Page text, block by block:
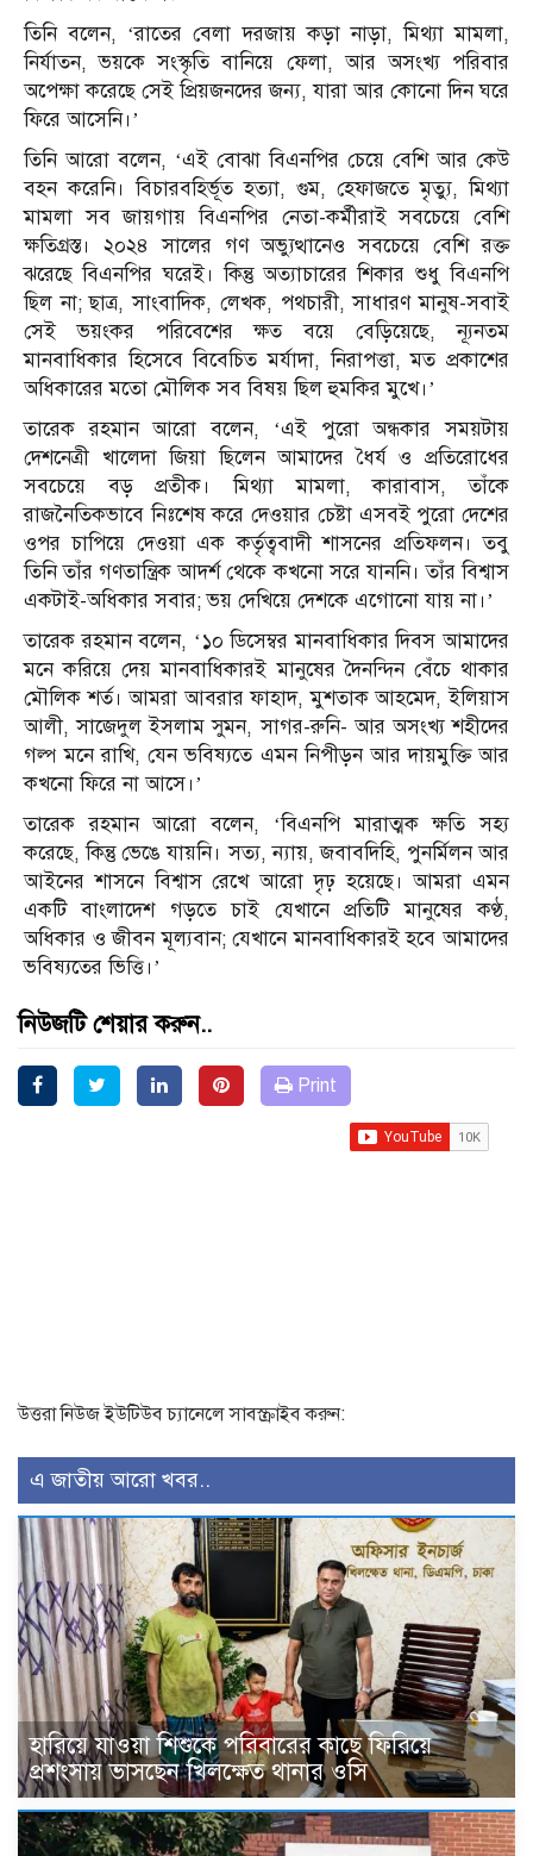
তিনি বলেন, ‘রাতের বেলা দরজায় কড়া নাড়া, মিথ্যা মামলা,
নির্যাতন, ভয়কে সংস্কৃতি বানিয়ে ফেলা, আর অসংখ্য পরিবার
অপেক্ষা করেছে সেই প্রিয়জনদের জন্য, যারা আর কোনো দিন ঘরে
ফিরে আসেনি।’
তিনি আরো বলেন, ‘এই বোঝা বিএনপির চেয়ে বেশি আর কেউ
বহন করেনি। বিচারবহির্ভূত হত্যা, গুম, হেফাজতে মৃত্যু, মিথ্যা
মামলা সব জায়গায় বিএনপির নেতা-কর্মীরাই সবচেয়ে বেশি
ক্ষতিগ্রস্ত। ২০২৪ সালের গণ অভ্যুত্থানেও সবচেয়ে বেশি রক্ত
ঝরেছে বিএনপির ঘরেই। কিন্তু অত্যাচারের শিকার শুধু বিএনপি
ছিল না; ছাত্র, সাংবাদিক, লেখক, পথচারী, সাধারণ মানুষ-সবাই
সেই ভয়ংকর পরিবেশের ক্ষত বয়ে বেড়িয়েছে, ন্যূনতম
মানবাধিকার হিসেবে বিবেচিত মর্যাদা, নিরাপত্তা, মত প্রকাশের
অধিকারের মতো মৌলিক সব বিষয় ছিল হুমকির মুখে।’
তারেক রহমান আরো বলেন, ‘এই পুরো অন্ধকার সময়টায়
দেশনেত্রী খালেদা জিয়া ছিলেন আমাদের ধৈর্য ও প্রতিরোধের
সবচেয়ে বড় প্রতীক। মিথ্যা মামলা, কারাবাস, তাঁকে
রাজনৈতিকভাবে নিঃশেষ করে দেওয়ার চেষ্টা এসবই পুরো দেশের
ওপর চাপিয়ে দেওয়া এক কর্তৃত্ববাদী শাসনের প্রতিফলন। তবু
তিনি তাঁর গণতান্ত্রিক আদর্শ থেকে কখনো সরে যাননি। তাঁর বিশ্বাস
একটাই-অধিকার সবার; ভয় দেখিয়ে দেশকে এগোনো যায় না।’
তারেক রহমান বলেন, ‘১০ ডিসেম্বর মানবাধিকার দিবস আমাদের
মনে করিয়ে দেয় মানবাধিকারই মানুষের দৈনন্দিন বেঁচে থাকার
মৌলিক শর্ত। আমরা আবরার ফাহাদ, মুশতাক আহমেদ, ইলিয়াস
আলী, সাজেদুল ইসলাম সুমন, সাগর-রুনি- আর অসংখ্য শহীদের
গল্প মনে রাখি, যেন ভবিষ্যতে এমন নিপীড়ন আর দায়মুক্তি আর
কখনো ফিরে না আসে।’
তারেক রহমান আরো বলেন, ‘বিএনপি মারাত্মক ক্ষতি সহ্য
করেছে, কিন্তু ভেঙে যায়নি। সত্য, ন্যায়, জবাবদিহি, পুনর্মিলন আর
আইনের শাসনে বিশ্বাস রেখে আরো দৃঢ় হয়েছে। আমরা এমন
একটি বাংলাদেশ গড়তে চাই যেখানে প্রতিটি মানুষের কণ্ঠ,
অধিকার ও জীবন মূল্যবান; যেখানে মানবাধিকারই হবে আমাদের
ভবিষ্যতের ভিত্তি।’
নিউজটি শেয়ার করুন..
Print
উত্তরা নিউজ ইউটিউব চ্যানেলে সাবস্ক্রাইব করুন:
এ জাতীয় আরো খবর..
হারিয়ে যাওয়া শিশুকে পরিবারের কাছে ফিরিয়ে
প্রশংসায় ভাসছেন খিলক্ষেত থানার ওসি